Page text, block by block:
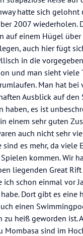
hatte sich gelohnt
2007 wiederholen.
auf einem Hügel über
auch hier fügt
in die
und man sieht viele
Man hat bei
Ausblick auf den
haben, es ist
einem sehr guten
auch nicht sehr
sind es mehr, da viele
kommen. Wir
liegenden Great Rift
ich schon einmal vor
Dort gibt es eine
einen
zu heiß geworden ist.
Mombasa sind im